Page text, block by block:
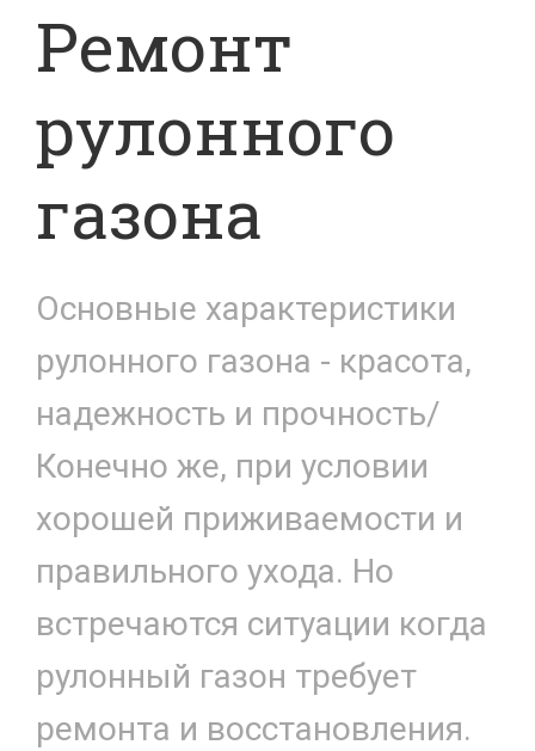
Ремонт
рулонного
газона
Основные характеристики
рулонного газона - красота,
надежность и прочность/
Конечно же, при условии
хорошей приживаемости и
правильного ухода. Но
встречаются ситуации когда
рулонный газон требует
ремонта и восстановления.